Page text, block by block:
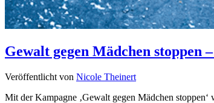
Gewalt gegen Mädchen
Veröffentlicht von Nicole Theinert
Mit der Kampagne ‚Gewalt gegen Mädchen